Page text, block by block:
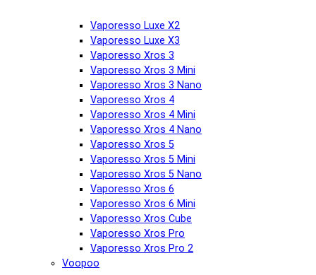
Vaporesso Luxe X2
Vaporesso Luxe X3
Vaporesso Xros 3
Vaporesso Xros 3 Mini
Vaporesso Xros 3 Nano
Vaporesso Xros 4
Vaporesso Xros 4 Mini
Vaporesso Xros 4 Nano
Vaporesso Xros 5
Vaporesso Xros 5 Mini
Vaporesso Xros 5 Nano
Vaporesso Xros 6
Vaporesso Xros 6 Mini
Vaporesso Xros Cube
Vaporesso Xros Pro
Vaporesso Xros Pro 2
Voopoo